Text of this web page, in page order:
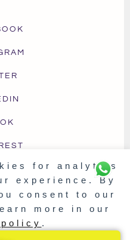
for analytics
experience. By
consent to our
more in our
.